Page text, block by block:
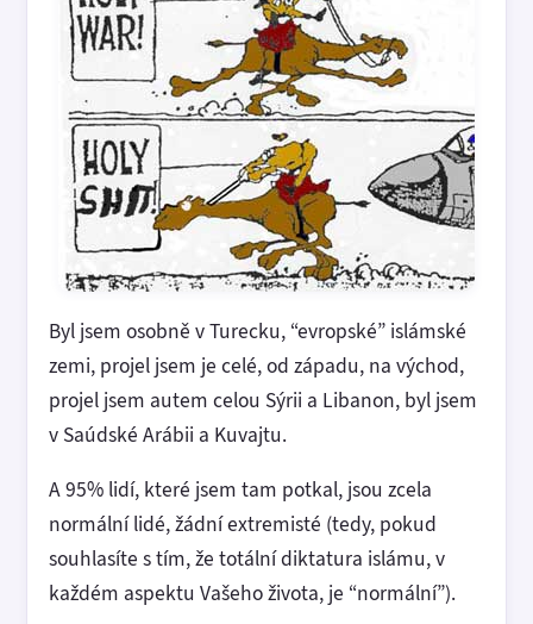
Byl jsem osobně v Turecku, “evropské” islámské
zemi, projel jsem je celé, od západu, na východ,
projel jsem autem celou Sýrii a Libanon, byl jsem
v Saúdské Arábii a Kuvajtu.
A 95% lidí, které jsem tam potkal, jsou zcela
normální lidé, žádní extremisté (tedy, pokud
souhlasíte s tím, že totální diktatura islámu, v
každém aspektu Vašeho života, je “normální”).